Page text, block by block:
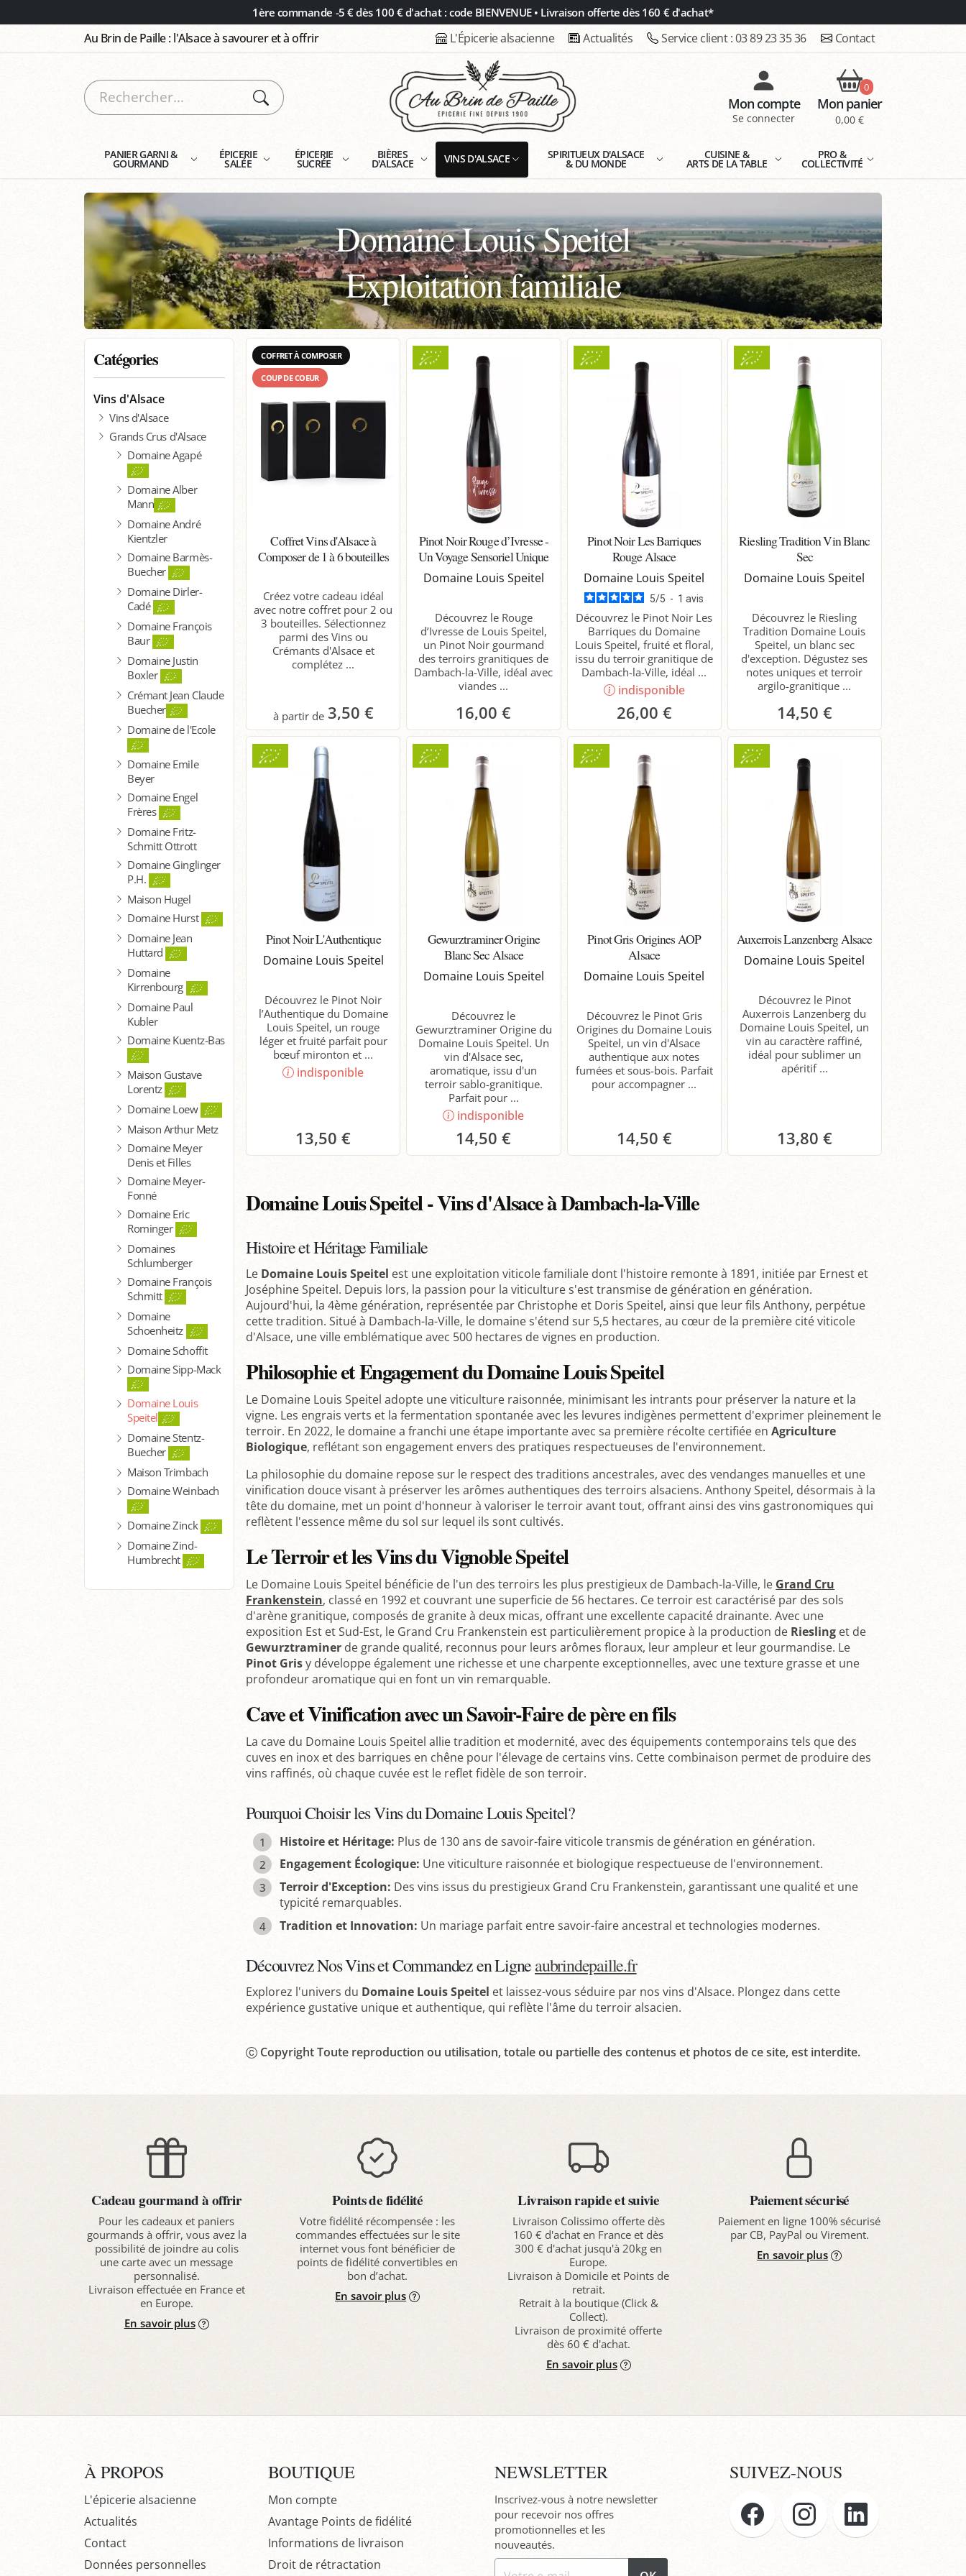
1ère commande -5 € dès 100 € d'achat : code BIENVENUE • Livraison offerte dès 160 € d'achat*
Au Brin de Paille : l'Alsace à savourer et à offrir L'Épicerie alsacienne Actualités Service client :03 89 23 35 36 Contact
Mon compte
Se connecter
0
Mon panier
0,00 €
PANIER GARNI &
GOURMAND
ÉPICERIE
SALÉE
ÉPICERIE
SUCRÉE
BIÈRES
D'ALSACE VINS D'ALSACE SPIRITUEUX D'ALSACE
& DU MONDE
CUISINE &
ARTS DE LA TABLE
PRO &
COLLECTIVITÉ
Domaine Louis Speitel
Exploitation familiale
Catégories
Vins d'Alsace
Vins d'Alsace
Grands Crus d'Alsace
Domaine Agapé
Domaine Alber
Mann
Domaine André
Kientzler
Domaine Barmès-
Buecher
Domaine Dirler-
Cadé
Domaine François
Baur
Domaine Justin
Boxler
Crémant Jean Claude
Buecher
Domaine de l'Ecole
Domaine Emile
Beyer
Domaine Engel
Frères
Domaine Fritz-
Schmitt Ottrott
Domaine Ginglinger
P.H.
Maison Hugel
Domaine Hurst
Domaine Jean
Huttard
Domaine
Kirrenbourg
Domaine Paul
Kubler
Domaine Kuentz-Bas
Maison Gustave
Lorentz
Domaine Loew
Maison Arthur Metz
Domaine Meyer
Denis et Filles
Domaine Meyer-
Fonné
Domaine Eric
Rominger
Domaines
Schlumberger
Domaine François
Schmitt
Domaine
Schoenheitz
Domaine Schoffit
Domaine Sipp-Mack
Domaine Louis
Speitel
Domaine Stentz-
Buecher
Maison Trimbach
Domaine Weinbach
Domaine Zinck
Domaine Zind-
Humbrecht
COFFRET À COMPOSER
COUP DE COEUR
Coffret Vins d'Alsace à
Composer de 1 à 6 bouteilles
Créez votre cadeau idéal
avec notre coffret pour 2 ou
3 bouteilles. Sélectionnez
parmi des Vins ou
Crémants d'Alsace et
complétez ...
3,50 €
Panier
Pinot Noir Rouge d’Ivresse -
Un Voyage Sensoriel Unique
Domaine Louis Speitel
Découvrez le Rouge
d’Ivresse de Louis Speitel,
un Pinot Noir gourmand
des terroirs granitiques de
Dambach-la-Ville, idéal avec
viandes ...
16,00 €
Pinot Noir Les Barriques
Rouge Alsace
Domaine Louis Speitel
5/5 - 1avis
Découvrez le Pinot Noir Les
Barriques du Domaine
Louis Speitel, fruité et floral,
issu du terroir granitique de
Dambach-la-Ville, idéal ...
indisponible
26,00 €
Riesling Tradition Vin Blanc
Sec
Domaine Louis Speitel
Découvrez le Riesling
Tradition Domaine Louis
Speitel, un blanc sec
d'exception. Dégustez ses
notes uniques et terroir
argilo-granitique ...
14,50 €
Pinot Noir L'Authentique
Domaine Louis Speitel
Découvrez le Pinot Noir
l’Authentique du Domaine
Louis Speitel, un rouge
léger et fruité parfait pour
bœuf mironton et ...
indisponible
13,50 €
Gewurztraminer Origine
Blanc Sec Alsace
Domaine Louis Speitel
Découvrez le
Gewurztraminer Origine du
Domaine Louis Speitel. Un
vin d'Alsace sec,
aromatique, issu d'un
terroir sablo-granitique.
Parfait pour ...
indisponible
14,50 €
Pinot Gris Origines AOP
Alsace
Domaine Louis Speitel
Découvrez le Pinot Gris
Origines du Domaine Louis
Speitel, un vin d'Alsace
authentique aux notes
fumées et sous-bois. Parfait
pour accompagner ...
14,50 €
Auxerrois Lanzenberg Alsace
Domaine Louis Speitel
Découvrez le Pinot
Auxerrois Lanzenberg du
Domaine Louis Speitel, un
vin au caractère raffiné,
idéal pour sublimer un
apéritif ...
13,80 €
Domaine Louis Speitel - Vins d'Alsace à Dambach-la-Ville
Histoire et Héritage Familiale
Le Domaine Louis Speitel est une exploitation viticole familiale dont l'histoire remonte à 1891, initiée par Ernest et
Joséphine Speitel. Depuis lors, la passion pour la viticulture s'est transmise de génération en génération.
Aujourd'hui, la 4ème génération, représentée par Christophe et Doris Speitel, ainsi que leur fils Anthony, perpétue
cette tradition. Situé à Dambach-la-Ville, le domaine s'étend sur 5,5 hectares, au cœur de la première cité viticole
d'Alsace, une ville emblématique avec 500 hectares de vignes en production.
Philosophie et Engagement du Domaine Louis Speitel
Le Domaine Louis Speitel adopte une viticulture raisonnée, minimisant les intrants pour préserver la nature et la
vigne. Les engrais verts et la fermentation spontanée avec les levures indigènes permettent d'exprimer pleinement le
terroir. En 2022, le domaine a franchi une étape importante avec sa première récolte certifiée enAgriculture
Biologique, reflétant son engagement envers des pratiques respectueuses de l'environnement.
La philosophie du domaine repose sur le respect des traditions ancestrales, avec des vendanges manuelles et une
vinification douce visant à préserver les arômes authentiques des terroirs alsaciens. Anthony Speitel, désormais à la
tête du domaine, met un point d'honneur à valoriser le terroir avant tout, offrant ainsi des vins gastronomiques qui
reflètent l'essence même du sol sur lequel ils sont cultivés.
Le Terroir et les Vins du Vignoble Speitel
Le Domaine Louis Speitel bénéficie de l'un des terroirs les plus prestigieux de Dambach-la-Ville, le Grand Cru
Frankenstein, classé en 1992 et couvrant une superficie de 56 hectares. Ce terroir est caractérisé par des sols
d'arène granitique, composés de granite à deux micas, offrant une excellente capacité drainante. Avec une
exposition Est et Sud-Est, le Grand Cru Frankenstein est particulièrement propice à la production de Riesling et de
Gewurztraminer de grande qualité, reconnus pour leurs arômes floraux, leur ampleur et leur gourmandise. Le
Pinot Grisy développe également une richesse et une charpente exceptionnelles, avec une texture grasse et une
profondeur aromatique qui en font un vin remarquable.
Cave et Vinification avec un Savoir-Faire de père en fils
La cave du Domaine Louis Speitel allie tradition et modernité, avec des équipements contemporains tels que des
cuves en inox et des barriques en chêne pour l'élevage de certains vins. Cette combinaison permet de produire des
vins raffinés, où chaque cuvée est le reflet fidèle de son terroir.
Pourquoi Choisir les Vins du Domaine Louis Speitel?
Histoire et Héritage: Plus de 130 ans de savoir-faire viticole transmis de génération en génération.
Engagement Écologique: Une viticulture raisonnée et biologique respectueuse de l'environnement.
Terroir d'Exception: Des vins issus du prestigieux Grand Cru Frankenstein, garantissant une qualité et une
typicité remarquables.
Tradition et Innovation: Un mariage parfait entre savoir-faire ancestral et technologies modernes.
Découvrez Nos Vins et Commandez en Ligneaubrindepaille.fr
Explorez l'univers du Domaine Louis Speitel et laissez-vous séduire par nos vins d'Alsace. Plongez dans cette
expérience gustative unique et authentique, qui reflète l'âme du terroir alsacien.
Copyright Toute reproduction ou utilisation, totale ou partielle des contenus et photos de ce site, est interdite.
Cadeau gourmand à offrir
Pour les cadeaux et paniers
gourmands à offrir, vous avez la
possibilité de joindre au colis
une carte avec un message
personnalisé.
Livraison effectuée en France et
en Europe.
En savoir plus
Points de fidélité
Votre fidélité récompensée : les
commandes effectuées sur le site
internet vous font bénéficier de
points de fidélité convertibles en
bon d’achat.
En savoir plus
Livraison rapide et suivie
Livraison Colissimo offerte dès
160 € d'achat en France et dès
300 € d'achat jusqu'à 20kg en
Europe.
Livraison à Domicile et Points de
retrait.
Retrait à la boutique (Click &
Collect).
Livraison de proximité offerte
dès 60 € d'achat.
En savoir plus
Paiement sécurisé
Paiement en ligne 100% sécurisé
par CB, PayPal ou Virement.
En savoir plus
À PROPOS
L'épicerie alsacienne
Actualités
Contact
Données personnelles
BOUTIQUE
Mon compte
Avantage Points de fidélité
Informations de livraison
Droit de rétractation
NEWSLETTER
Inscrivez-vous à notre newsletter
pour recevoir nos offres
promotionnelles et les
nouveautés.
SUIVEZ-NOUS